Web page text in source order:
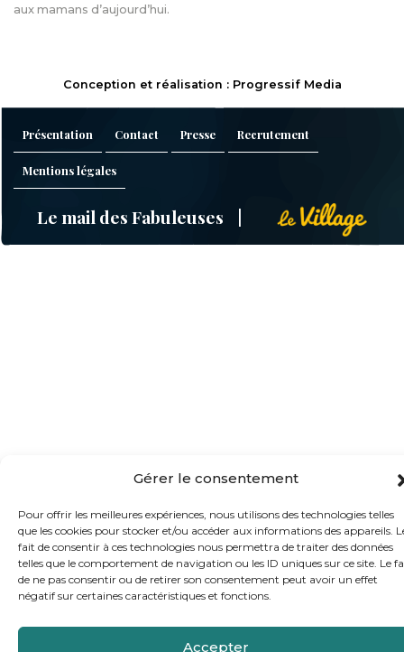
Gérer le consentement
Pour offrir les meilleures expériences, nous utilisons des technologies telles
que les cookies pour stocker et/ou accéder aux informations des appareils.
fait de consentir à ces technologies nous permettra de traiter des données
telles que le comportement de navigation ou les ID uniques sur ce site. Le
de ne pas consentir ou de retirer son consentement peut avoir un effet
négatif sur certaines caractéristiques et fonctions.
Accepter
aux mamans d’aujourd’hui.
Conception et réalisation : Progressif Media
Présentation Contact Presse Recrutement
Mentions légales
Le mail des Fabuleuses